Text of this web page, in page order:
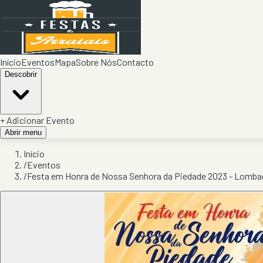
InícioEventosMapaSobre NósContacto
Descobrir
+ Adicionar Evento
Abrir menu
Início
/Eventos
/Festa em Honra de Nossa Senhora da Piedade 2023 -